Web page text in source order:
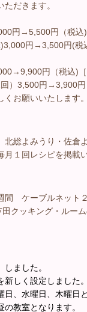
だきます。
円→5,500円（税込)
円→3,500円(税
円（税込)［
）3,500円→3,900円
お願いいたします。
北総よみうり・佐倉
月１回レシピを掲載
間 ケーブルネット
クッキング・ルー
しました。
新しく設定しました
日、水曜日、木曜日
教室となります。